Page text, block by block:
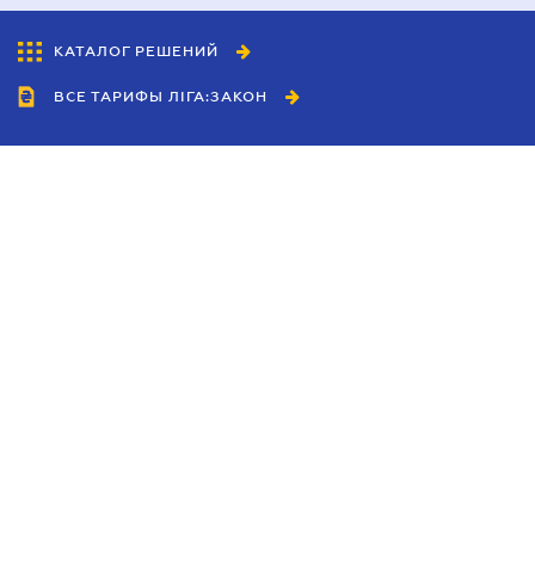
КАТАЛОГ РЕШЕНИЙ
ВСЕ ТАРИФЫ ЛІГА:ЗАКОН